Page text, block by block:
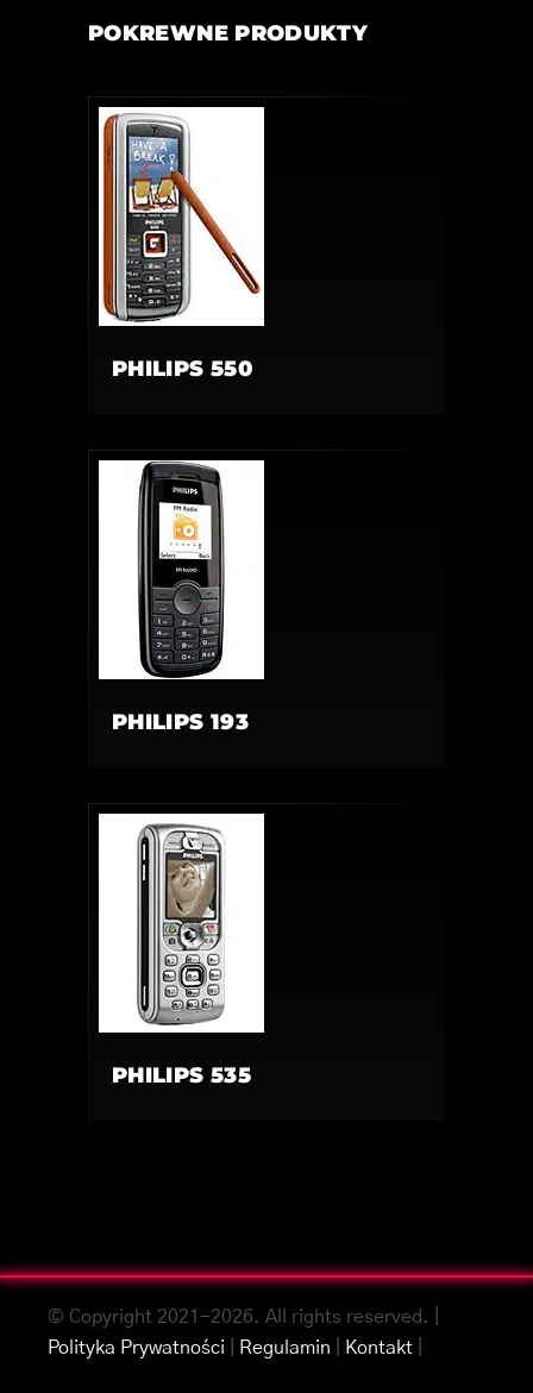
POKREWNE PRODUKTY
PHILIPS 550
PHILIPS 193
PHILIPS 535
© Copyright 2021-2026. All rights reserved. |
Polityka Prywatności
Regulamin Kontakt